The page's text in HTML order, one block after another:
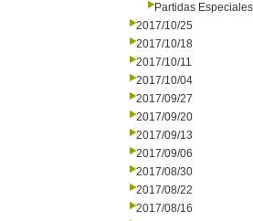
Partidas Especiales
2017/10/25
2017/10/18
2017/10/11
2017/10/04
2017/09/27
2017/09/20
2017/09/13
2017/09/06
2017/08/30
2017/08/22
2017/08/16